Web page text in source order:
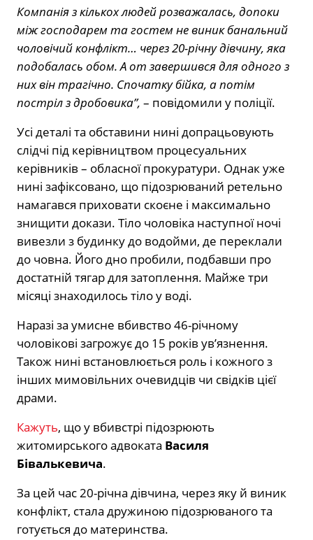
Компанія з кількох людей розважалась, допоки
між господарем та гостем не виник банальний
чоловічий конфлікт… через 20-річну дівчину, яка
подобалась обом. А от завершився для одного з
них він трагічно. Спочатку бійка, а потім
постріл з дробовика”, – повідомили у поліції.
Усі деталі та обставини нині допрацьовують
слідчі під керівництвом процесуальних
керівників – обласної прокуратури. Однак уже
нині зафіксовано, що підозрюваний ретельно
намагався приховати скоєне і максимально
знищити докази. Тіло чоловіка наступної ночі
вивезли з будинку до водойми, де переклали
до човна. Його дно пробили, подбавши про
достатній тягар для затоплення. Майже три
місяці знаходилось тіло у воді.
Наразі за умисне вбивство 46-річному
чоловікові загрожує до 15 років ув’язнення.
Також нині встановлюється роль і кожного з
інших мимовільних очевидців чи свідків цієї
драми.
Кажуть, що у вбивстрі підозрюють
житомирського адвоката Василя
Бівалькевича.
За цей час 20-річна дівчина, через яку й виник
конфлікт, стала дружиною підозрюваного та
готується до материнства.